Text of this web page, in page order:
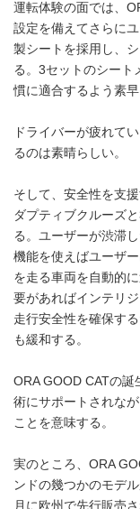
運転体験の面では、
設定を備えてさらに
製シートを採用し、
る。3セットのシート
慣に適合するよう素早
ドライバーが疲れて
るのは素晴らしい。
そして、安全性を支
ダプティブクルーズ
る。ユーザーが渋滞
機能を使えばユーザ
を走る車両を自動的
要があればインテリ
走行安全性を確保す
も緩和する。
ORA GOOD CATの
術にサポートされな
ことを意味する。
実のところ、ORA
ンドの幾つかのモデ
月に欧州で先行販売